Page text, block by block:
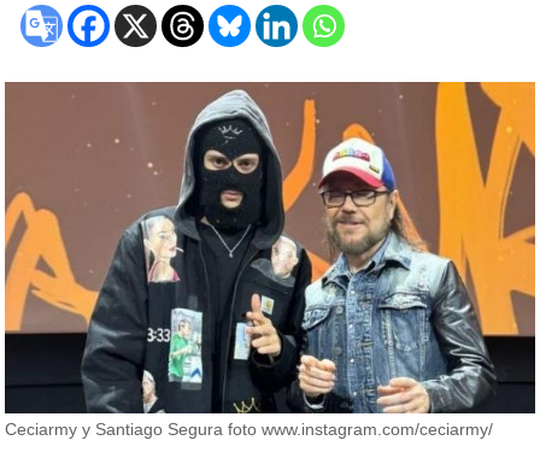
Ceciarmy y Santiago Segura foto www.instagram.com/ceciarmy/